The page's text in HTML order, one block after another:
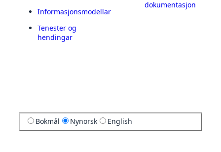
Informasjonsmodellar
Tenester og
hendingar
dokumentasjon
Bokmål Nynorsk English